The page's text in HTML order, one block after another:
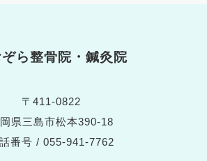
ら整骨院・鍼灸院
〒411-0822
県三島市松本390-18
番号 / 055-941-7762